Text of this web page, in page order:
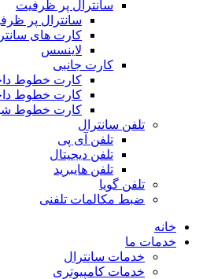
سانترال پر ظرفیت
سانترال پر
کارت های
لاینسس
کارت جانبی
کارت خطوط
کارت خطوط
کارت خطوط
تلفن سانترال
تلفن آی پی
تلفن دیجیتال
تلفن هایبرید
تلفن گویا
ضبط مکالمات تلفنی
خانه
خدمات ما
خدمات سانترال
خدمات کامپیوتری